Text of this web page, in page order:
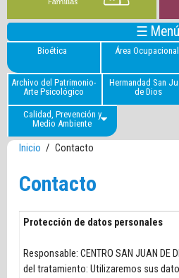
☰ Menú
Bioética Área Ocupacional
Archivo del Patrimonio-
Arte Psicológico
Hermandad San
de Dios
Calidad, Prevención y
Medio Ambiente
Inicio / Contacto
Contacto
Protección de datos personales
Responsable: CENTRO SAN JUAN DE
del tratamiento: Utilizaremos sus